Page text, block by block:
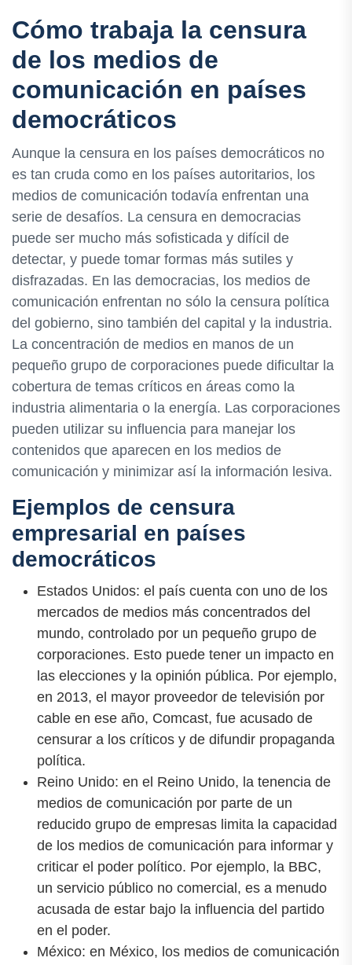
Cómo trabaja la censura
de los medios de
comunicación en países
democráticos
Aunque la censura en los países democráticos no
es tan cruda como en los países autoritarios, los
medios de comunicación todavía enfrentan una
serie de desafíos. La censura en democracias
puede ser mucho más sofisticada y difícil de
detectar, y puede tomar formas más sutiles y
disfrazadas. En las democracias, los medios de
comunicación enfrentan no sólo la censura política
del gobierno, sino también del capital y la industria.
La concentración de medios en manos de un
pequeño grupo de corporaciones puede dificultar la
cobertura de temas críticos en áreas como la
industria alimentaria o la energía. Las corporaciones
pueden utilizar su influencia para manejar los
contenidos que aparecen en los medios de
comunicación y minimizar así la información lesiva.
Ejemplos de censura
empresarial en países
democráticos
Estados Unidos: el país cuenta con uno de los
mercados de medios más concentrados del
mundo, controlado por un pequeño grupo de
corporaciones. Esto puede tener un impacto en
las elecciones y la opinión pública. Por ejemplo,
en 2013, el mayor proveedor de televisión por
cable en ese año, Comcast, fue acusado de
censurar a los críticos y de difundir propaganda
política.
Reino Unido: en el Reino Unido, la tenencia de
medios de comunicación por parte de un
reducido grupo de empresas limita la capacidad
de los medios de comunicación para informar y
criticar el poder político. Por ejemplo, la BBC,
un servicio público no comercial, es a menudo
acusada de estar bajo la influencia del partido
en el poder.
México: en México, los medios de comunicación